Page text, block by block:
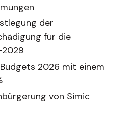
der
für die
2026 mit einem
von Simic